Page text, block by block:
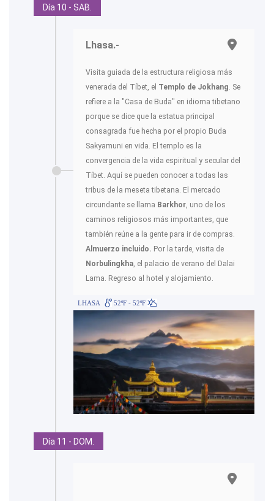
Día 10 - SAB.
Lhasa.-
Visita guiada de la estructura religiosa más
venerada del Tíbet, el Templo de Jokhang. Se
refiere a la "Casa de Buda" en idioma tibetano
porque se dice que la estatua principal
consagrada fue hecha por el propio Buda
Sakyamuni en vida. El templo es la
convergencia de la vida espiritual y secular del
Tíbet. Aquí se pueden conocer a todas las
tribus de la meseta tibetana. El mercado
circundante se llama Barkhor, uno de los
caminos religiosos más importantes, que
también reúne a la gente para ir de compras.
Almuerzo incluido. Por la tarde, visita de
Norbulingkha, el palacio de verano del Dalai
Lama. Regreso al hotel y alojamiento.
LHASA 52ºF - 52ºF
Día 11 - DOM.